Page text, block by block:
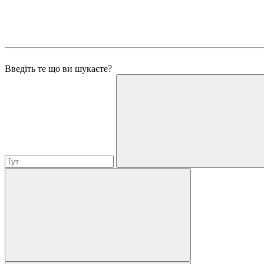
Введіть те що ви шукаєте?